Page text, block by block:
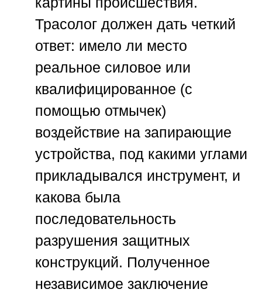
Трасолог должен дать четкий
ответ: имело ли место
реальное силовое или
квалифицированное (с
помощью отмычек)
воздействие на запирающие
устройства, под какими углами
прикладывался инструмент, и
какова была
последовательность
разрушения защитных
конструкций. Полученное
независимое заключение